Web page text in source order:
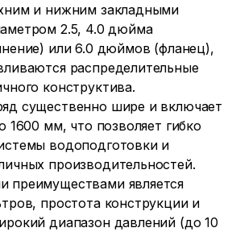
и нижним закладными
2.5, 4.0 дюйма
или 6.0 дюймов (фланец),
распределительные
конструктива.
существенно шире и включает
1600 мм, что позволяет гибко
водоподготовки и
производительностей.
преимуществами является
простота конструкции и
диапазон давлений (до 10